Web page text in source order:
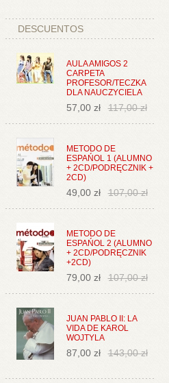
DESCUENTOS
AULA AMIGOS 2
CARPETA
PROFESOR/TECZKA
DLA NAUCZYCIELA
57,00 zł 117,00 zł
METODO DE
ESPAŃOL 1 (ALUMNO
+ 2CD/PODRĘCZNIK +
2CD)
49,00 zł 107,00 zł
METODO DE
ESPAŃOL 2 (ALUMNO
+ 2CD/PODRĘCZNIK
+2CD)
79,00 zł 107,00 zł
JUAN PABLO II: LA
VIDA DE KAROL
WOJTYLA
87,00 zł 143,00 zł